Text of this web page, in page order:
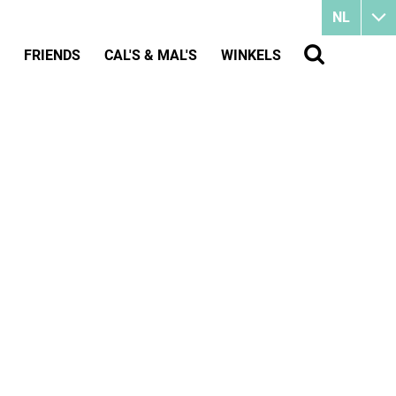
NL
FRIENDS CAL'S & MAL'S WINKELS